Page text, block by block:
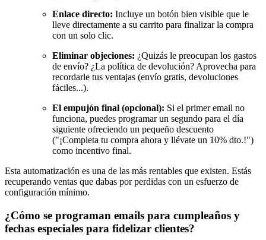
Enlace directo: Incluye un botón bien visible que le
lleve directamente a su carrito para finalizar la compra
con un solo clic.
Eliminar objeciones: ¿Quizás le preocupan los gastos
de envío? ¿La política de devolución? Aprovecha para
recordarle tus ventajas (envío gratis, devoluciones
fáciles...).
El empujón final (opcional): Si el primer email no
funciona, puedes programar un segundo para el día
siguiente ofreciendo un pequeño descuento
("¡Completa tu compra ahora y llévate un 10% dto.!")
como incentivo final.
Esta automatización es una de las más rentables que existen. Estás
recuperando ventas que dabas por perdidas con un esfuerzo de
configuración mínimo.
¿Cómo se programan emails para cumpleaños y
fechas especiales para fidelizar clientes?